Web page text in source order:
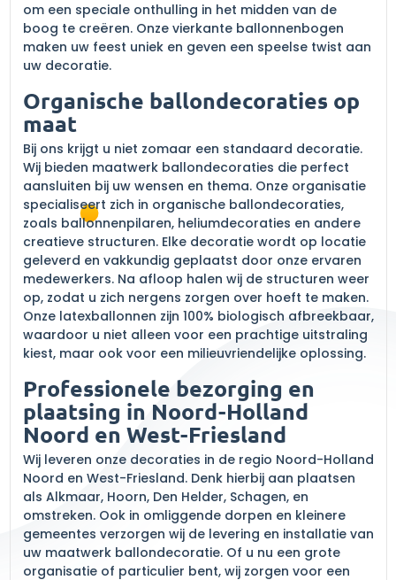
om een speciale onthulling in het midden van de
boog te creëren. Onze vierkante ballonnenbogen
maken uw feest uniek en geven een speelse twist aan
uw decoratie.
Organische ballondecoraties op
maat
Bij ons krijgt u niet zomaar een standaard decoratie.
Wij bieden maatwerk ballondecoraties die perfect
aansluiten bij uw wensen en thema. Onze organisatie
specialiseert zich in organische ballondecoraties,
zoals ballonnenpilaren, heliumdecoraties en andere
creatieve structuren. Elke decoratie wordt op locatie
geleverd en vakkundig geplaatst door onze ervaren
medewerkers. Na afloop halen wij de structuren weer
op, zodat u zich nergens zorgen over hoeft te maken.
Onze latexballonnen zijn 100% biologisch afbreekbaar,
waardoor u niet alleen voor een prachtige uitstraling
kiest, maar ook voor een milieuvriendelijke oplossing.
Professionele bezorging en
plaatsing in Noord-Holland
Noord en West-Friesland
Wij leveren onze decoraties in de regio Noord-Holland
Noord en West-Friesland. Denk hierbij aan plaatsen
als Alkmaar, Hoorn, Den Helder, Schagen, en
omstreken. Ook in omliggende dorpen en kleinere
gemeentes verzorgen wij de levering en installatie van
uw maatwerk ballondecoratie. Of u nu een grote
organisatie of particulier bent, wij zorgen voor een